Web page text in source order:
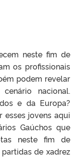
neste fim de
os profissionais
podem revelar
nacional.
e da Europa?
esses jovens aqui
Gaúchos que
neste fim de
de xadrez